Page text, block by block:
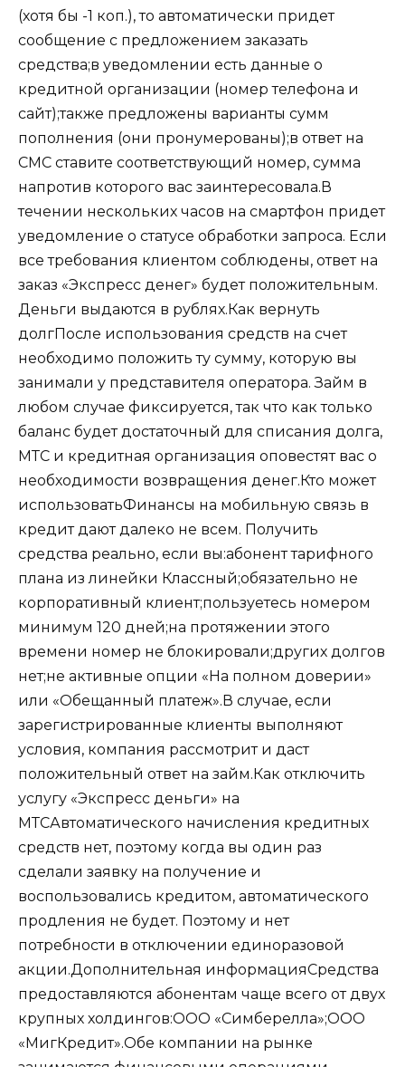
(хотя бы -1 коп.), то автоматически придет
сообщение с предложением заказать
средства;в уведомлении есть данные о
кредитной организации (номер телефона и
сайт);также предложены варианты сумм
пополнения (они пронумерованы);в ответ на
СМС ставите соответствующий номер, сумма
напротив которого вас заинтересовала.В
течении нескольких часов на смартфон придет
уведомление о статусе обработки запроса. Если
все требования клиентом соблюдены, ответ на
заказ «Экспресс денег» будет положительным.
Деньги выдаются в рублях.Как вернуть
долгПосле использования средств на счет
необходимо положить ту сумму, которую вы
занимали у представителя оператора. Займ в
любом случае фиксируется, так что как только
баланс будет достаточный для списания долга,
МТС и кредитная организация оповестят вас о
необходимости возвращения денег.Кто может
использоватьФинансы на мобильную связь в
кредит дают далеко не всем. Получить
средства реально, если вы:абонент тарифного
плана из линейки Классный;обязательно не
корпоративный клиент;пользуетесь номером
минимум 120 дней;на протяжении этого
времени номер не блокировали;других долгов
нет;не активные опции «На полном доверии»
или «Обещанный платеж».В случае, если
зарегистрированные клиенты выполняют
условия, компания рассмотрит и даст
положительный ответ на займ.Как отключить
услугу «Экспресс деньги» на
МТСАвтоматического начисления кредитных
средств нет, поэтому когда вы один раз
сделали заявку на получение и
воспользовались кредитом, автоматического
продления не будет. Поэтому и нет
потребности в отключении единоразовой
акции.Дополнительная информацияСредства
предоставляются абонентам чаще всего от двух
крупных холдингов:ООО «Симберелла»;ООО
«МигКредит».Обе компании на рынке